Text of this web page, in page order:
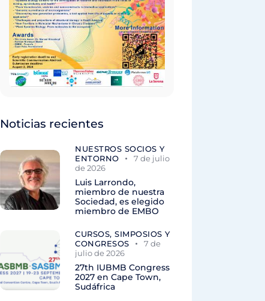
Noticias recientes
NUESTROS SOCIOS Y
ENTORNO
7 de julio
de 2026
Luis Larrondo,
miembro de nuestra
Sociedad, es elegido
miembro de EMBO
CURSOS, SIMPOSIOS Y
CONGRESOS
7 de
julio de 2026
27th IUBMB Congress
2027 en Cape Town,
Sudáfrica